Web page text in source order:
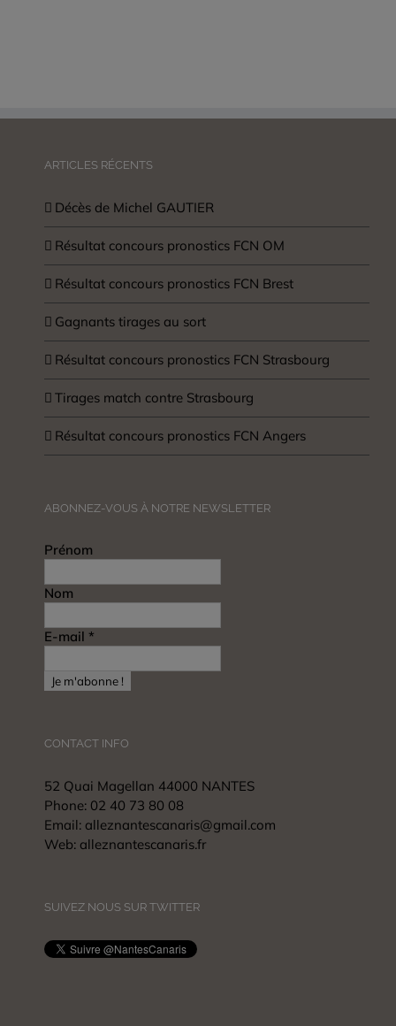
ARTICLES RÉCENTS
Décès de Michel GAUTIER
Résultat concours pronostics FCN OM
Résultat concours pronostics FCN Brest
Gagnants tirages au sort
Résultat concours pronostics FCN Strasbourg
Tirages match contre Strasbourg
Résultat concours pronostics FCN Angers
ABONNEZ-VOUS À NOTRE NEWSLETTER
Prénom
Nom
E-mail *
CONTACT INFO
52 Quai Magellan 44000 NANTES
Phone: 02 40 73 80 08
Email: alleznantescanaris@gmail.com
Web: alleznantescanaris.fr
SUIVEZ NOUS SUR TWITTER